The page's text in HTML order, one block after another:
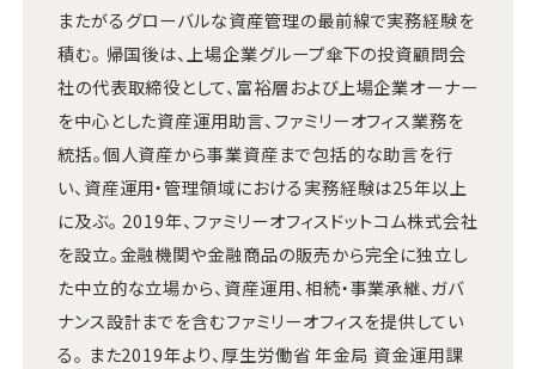
またがるグローバルな資産管理の最前線で実務経験を
積む。 帰国後は、上場企業グループ傘下の投資顧問会
社の代表取締役として、富裕層および上場企業オーナー
を中心とした資産運用助言、ファミリーオフィス業務を
統括。個人資産から事業資産まで包括的な助言を行
い、資産運用・管理領域における実務経験は25年以上
に及ぶ。 2019年、ファミリーオフィスドットコム株式会社
を設立。金融機関や金融商品の販売から完全に独立し
た中立的な立場から、資産運用、相続・事業承継、ガバ
ナンス設計までを含むファミリーオフィスを提供してい
る。 また2019年より、厚生労働省 年金局 資金運用課